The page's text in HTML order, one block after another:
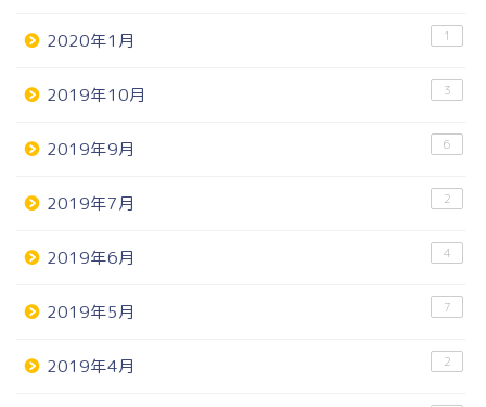
2020年1月 1
2019年10月 3
2019年9月 6
2019年7月 2
2019年6月 4
2019年5月 7
2019年4月 2